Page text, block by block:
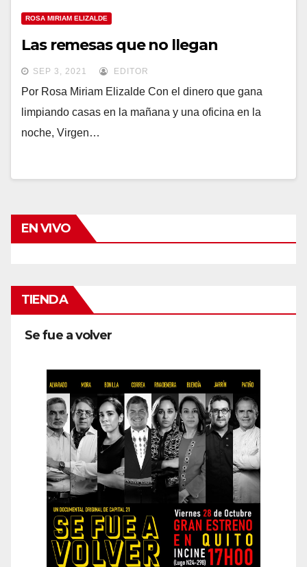
ROSA MIRIAM ELIZALDE
Las remesas que no llegan
SEP 3, 2021 EDITOR
Por Rosa Miriam Elizalde Con el dinero que gana
limpiando casas en la mañana y una oficina en la
noche, Virgen…
EN VIVO
TIENDA
Se fue a volver